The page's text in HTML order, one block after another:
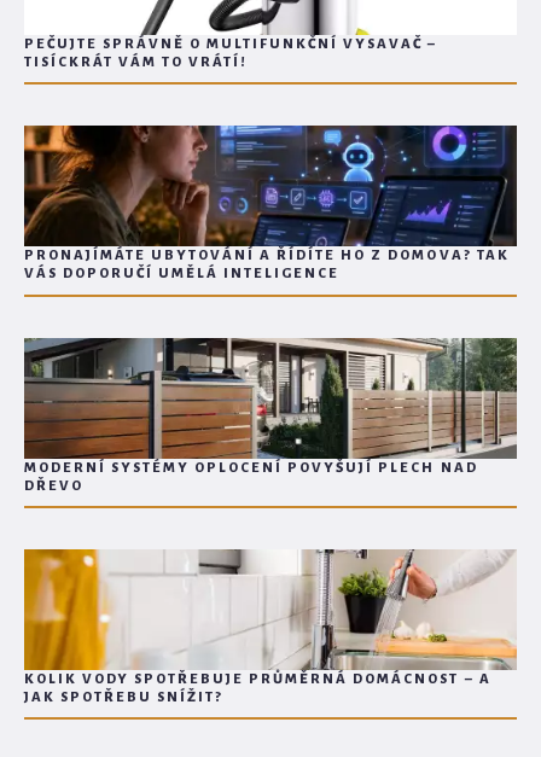
PEČUJTE SPRÁVNĚ O MULTIFUNKČNÍ VYSAVAČ –
TISÍCKRÁT VÁM TO VRÁTÍ!
PRONAJÍMÁTE UBYTOVÁNÍ A ŘÍDÍTE HO Z DOMOVA? TAK
VÁS DOPORUČÍ UMĚLÁ INTELIGENCE
MODERNÍ SYSTÉMY OPLOCENÍ POVYŠUJÍ PLECH NAD
DŘEVO
KOLIK VODY SPOTŘEBUJE PRŮMĚRNÁ DOMÁCNOST – A
JAK SPOTŘEBU SNÍŽIT?